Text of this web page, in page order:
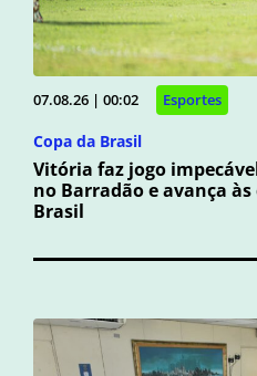
07.08.26 | 00:02 Esportes
Copa da Brasil
Vitória faz jogo
no Barradão e avança
Brasil